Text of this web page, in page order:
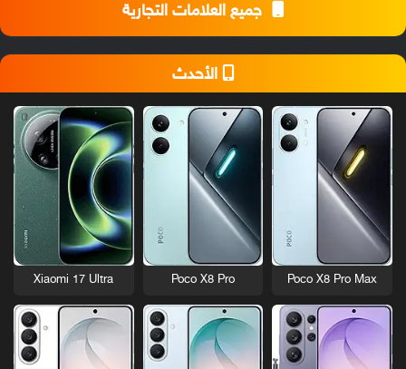
جميع العلامات التجارية
الأحدث
Poco X8 Pro Max
Poco X8 Pro
Xiaomi 17 Ultra